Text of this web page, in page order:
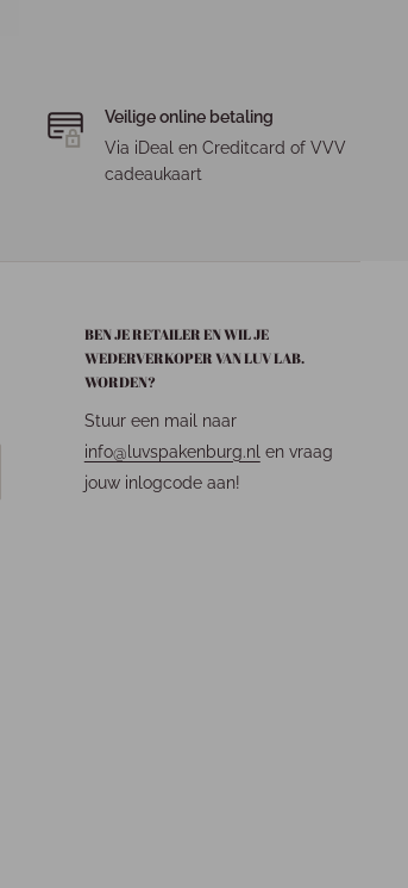
Veilige online betaling
Via iDeal en Creditcard of VVV
cadeaukaart
BEN JE RETAILER EN WIL JE
WEDERVERKOPER VAN LUV LAB.
WORDEN?
Stuur een mail naar
info@luvspakenburg.nl en vraag
jouw inlogcode aan!